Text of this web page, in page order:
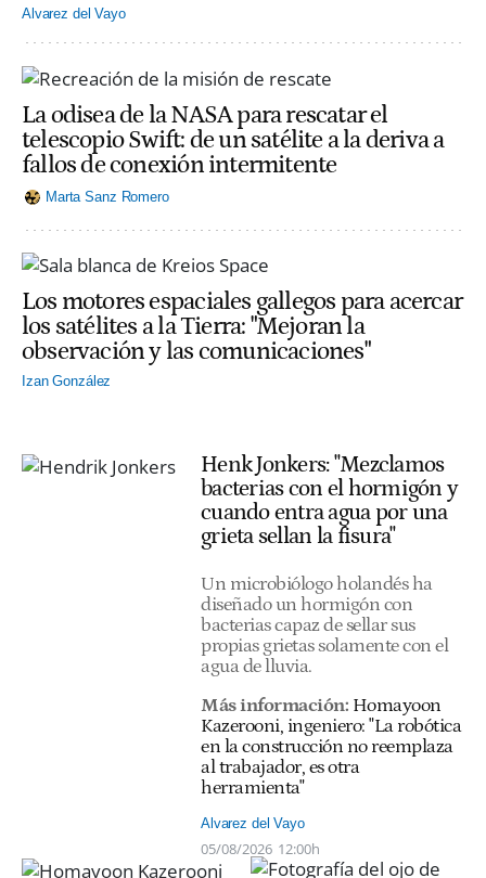
Alvarez del Vayo
La odisea de la NASA para rescatar el
telescopio Swift: de un satélite a la deriva a
fallos de conexión intermitente
Marta Sanz Romero
Los motores espaciales gallegos para acercar
los satélites a la Tierra: "Mejoran la
observación y las comunicaciones"
Izan González
Henk Jonkers: "Mezclamos
bacterias con el hormigón y
cuando entra agua por una
grieta sellan la fisura"
Un microbiólogo holandés ha
diseñado un hormigón con
bacterias capaz de sellar sus
propias grietas solamente con el
agua de lluvia.
Más información: Homayoon
Kazerooni, ingeniero: "La robótica
en la construcción no reemplaza
al trabajador, es otra
herramienta"
Alvarez del Vayo
05/08/2026 12:00h